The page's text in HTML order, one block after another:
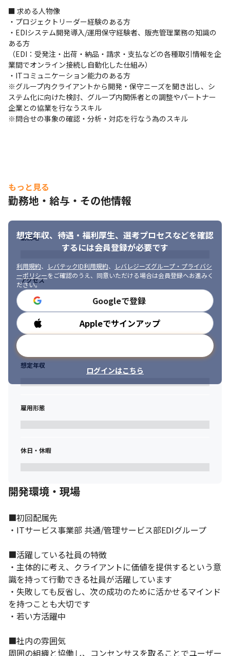
■ 求める人物像
・プロジェクトリーダー経験のある方
・EDIシステム開発導入/運用保守経験者、販売管理業務の知識の
ある方
（EDI：受発注・出荷・納品・請求・支払などの各種取引情報を企
業間でオンライン接続し自動化した仕組み）
・ITコミュニケーション能力のある方
※グループ内クライアントから開発・保守ニーズを聞き出し、シ
ステム化に向けた検討、グループ内関係者との調整やパートナー
企業との協業を行なうスキル
※問合せの事象の確認・分析・対応を行なう為のスキル
もっと見る
勤務地・給与・その他情報
想定年収、待遇・福利厚生、 選考プロセスなどを確認
するには会員登録が必要です
利用規約、 レバテックID利用規約、
レバレジーズグループ・プライバシ
ーポリシーをご確認のうえ、同意いただける場合は会員登録へお進みく
ださい。
Googleで登録
Appleでサインアップ
ログインはこちら
勤務地
アクセス
勤務時間
想定年収
雇用形態
休日・休暇
開発環境・現場
■初回配属先
・ITサービス事業部 共通/管理サービス部EDIグループ
■活躍している社員の特徴
・主体的に考え、クライアントに価値を提供するという意
識を持って行動できる社員が活躍しています
・失敗しても反省し、次の成功のために活かせるマインド
を持つことも大切です
・若い方活躍中
■社内の雰囲気
周囲の組織と協働し、コンセンサスを取ることでユーザー